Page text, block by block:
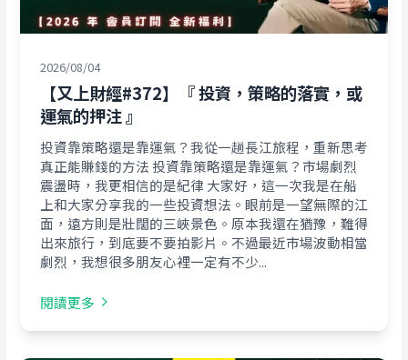
2026/08/04
【又上財經#372】『 投資，策略的落實，或
運氣的押注 』
投資靠策略還是靠運氣？我從一趟長江旅程，重新思考
真正能賺錢的方法 投資靠策略還是靠運氣？市場劇烈
震盪時，我更相信的是紀律 大家好，這一次我是在船
上和大家分享我的一些投資想法。眼前是一望無際的江
面，遠方則是壯闊的三峽景色。原本我還在猶豫，難得
出來旅行，到底要不要拍影片。不過最近市場波動相當
劇烈，我想很多朋友心裡一定有不少...
閱讀更多